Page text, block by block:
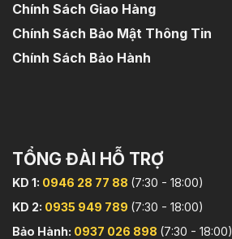
Chính Sách Giao Hàng
Chính Sách Bảo Mật Thông Tin
Chính Sách Bảo Hành
TỔNG ĐÀI HỖ TRỢ
KD 1: 0946 28 77 88 (7:30 - 18:00)
KD 2: 0935 949 789 (7:30 - 18:00)
Bảo Hành: 0937 026 898 (7:30 - 18:00)